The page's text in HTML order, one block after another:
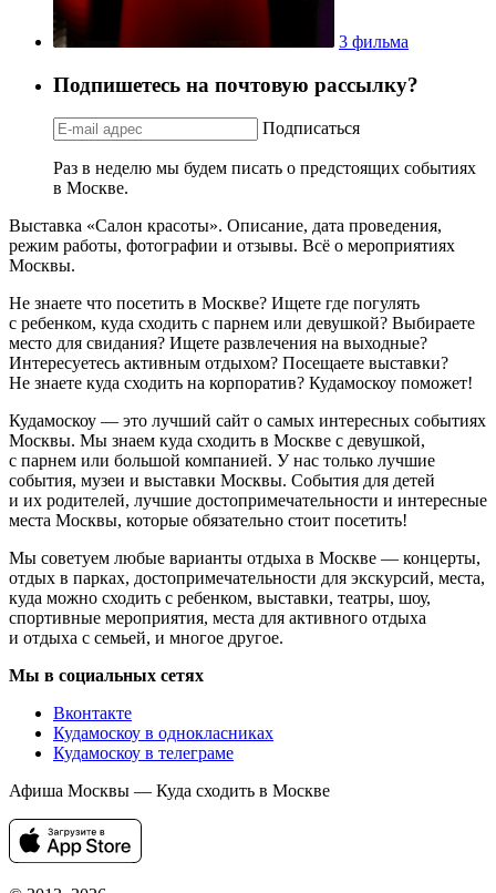
3 фильма
Подпишетесь на почтовую рассылку?
Подписаться
Раз в неделю мы будем писать о предстоящих событиях
в Москве.
Выставка «Салон красоты». Описание, дата проведения,
режим работы, фотографии и отзывы. Всё о мероприятиях
Москвы.
Не знаете что посетить в Москве? Ищете где погулять
с ребенком, куда сходить с парнем или девушкой? Выбираете
место для свидания? Ищете развлечения на выходные?
Интересуетесь активным отдыхом? Посещаете выставки?
Не знаете куда сходить на корпоратив? Кудамоскоу поможет!
Кудамоскоу — это лучший сайт о самых интересных событиях
Москвы. Мы знаем куда сходить в Москве с девушкой,
с парнем или большой компанией. У нас только лучшие
события, музеи и выставки Москвы. События для детей
и их родителей, лучшие достопримечательности и интересные
места Москвы, которые обязательно стоит посетить!
Мы советуем любые варианты отдыха в Москве — концерты,
отдых в парках, достопримечательности для экскурсий, места,
куда можно сходить с ребенком, выставки, театры, шоу,
спортивные мероприятия, места для активного отдыха
и отдыха с семьей, и многое другое.
Мы в социальных сетях
Вконтакте
Кудамоскоу в однокласниках
Кудамоскоу в телеграме
Афиша Москвы — Куда сходить в Москве